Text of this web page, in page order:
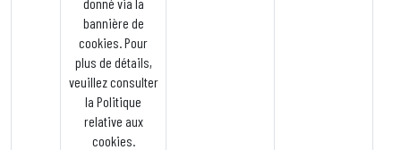
bannière de
cookies. Pour
plus de détails,
veuillez consulter
la Politique
relative aux
cookies.